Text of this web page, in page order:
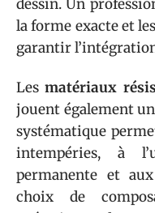
dessin. Un
la forme exacte et
garantir
Lesmatériaux
jouent également
systématique
intempéries, à
permanente et
choix de